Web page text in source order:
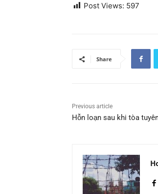
Post Views: 597
Share
Previous article
Hỗn loạn sau khi tòa